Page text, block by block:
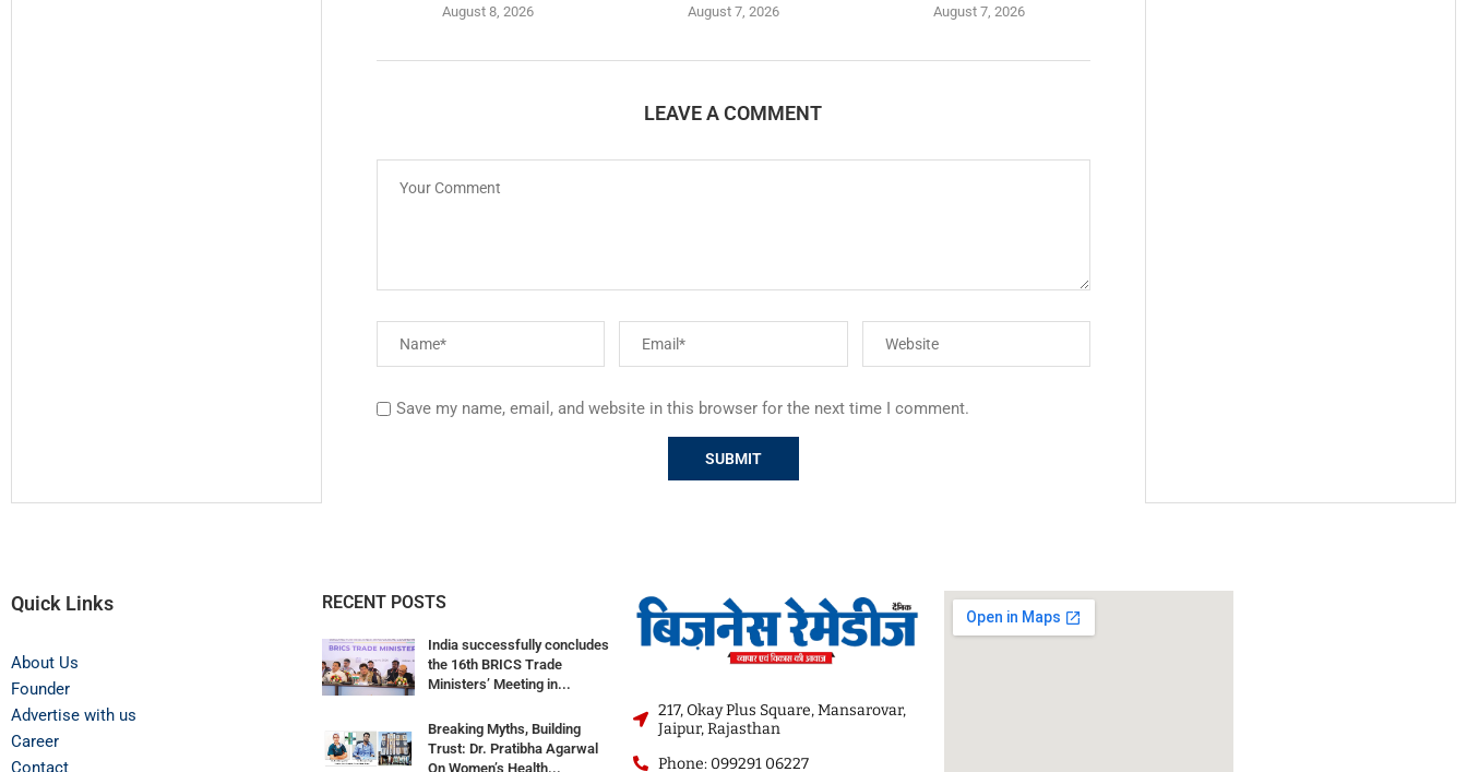
August 8, 2026 August 7, 2026 August 7, 2026
LEAVE A COMMENT
Save my name, email, and website in this browser for the next time I comment.
Quick Links
About Us
Founder
Advertise with us
Career
Contact
RECENT POSTS
India successfully concludes
the 16th BRICS Trade
Ministers’ Meeting in...
Breaking Myths, Building
Trust: Dr. Pratibha Agarwal
On Women’s Health...
217, Okay Plus Square, Mansarovar,
Jaipur, Rajasthan
Phone: 099291 06227